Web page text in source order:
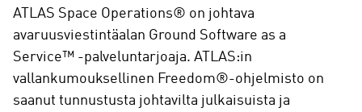
ATLAS Space Operations® on johtava
avaruusviestintäalan Ground Software as a
Service™ -palveluntarjoaja. ATLAS:in
vallankumouksellinen Freedom®-ohjelmisto on
saanut tunnustusta johtavilta julkaisuista ja